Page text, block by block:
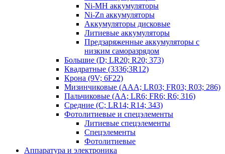
Ni-MH аккумуляторы
Ni-Zn аккумуляторы
Аккумуляторы дисковые
Литиевые аккумуляторы
Предзаряженные аккумуляторы с
низким саморазрядом
Большие (D; LR20; R20; 373)
Квадратные (3336;3R12)
Крона (9V; 6F22)
Мизинчиковые (AAA; LR03; FR03; R03; 286)
Пальчиковые (AA; LR6; FR6; R6; 316)
Средние (C; LR14; R14; 343)
Фотолитиевые и спецэлементы
Литиевые спецэлементы
Спецэлементы
Фотолитиевые
Аппаратура и электроника